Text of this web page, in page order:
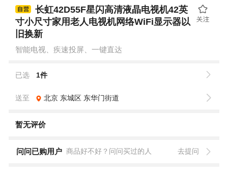
长虹42D55F星闪高清液晶电视机42英
寸小尺寸家用老人电视机网络WiFi显示器以
旧换新
智能电视、疾速投屏、一键直达
已选 1件
送至 北京 东城区 东华门街道
暂无评价
问问已购用户 商品好不好？问问买过的人 去提问